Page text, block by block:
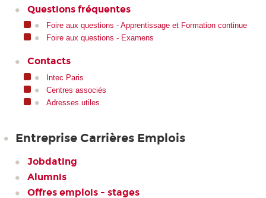
Questions fréquentes
Foire aux questions - Apprentissage et Formation continue
Foire aux questions - Examens
Contacts
Intec Paris
Centres associés
Adresses utiles
Entreprise Carrières Emplois
Jobdating
Alumnis
Offres emplois - stages